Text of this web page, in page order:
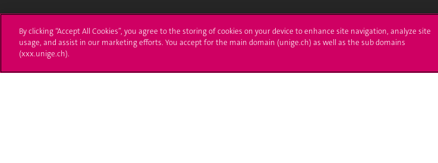
24 rue du Général-Dufour
T. +41 (0)22 379 71 11
Immatriculations
Démarches administratives Médias
By clicking “Accept All Cookies”, you agree to the storing of cookies on your device to enhance site navigation, analyze site
usage, and assist in our marketing efforts. You accept for the main domain (unige.ch) as well as the sub domains
(xxx.unige.ch).